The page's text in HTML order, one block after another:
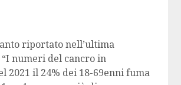
riportato nell’ultima
numeri del cancro in
2021 il 24% dei 18-69enni fuma